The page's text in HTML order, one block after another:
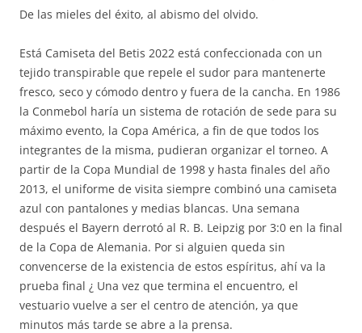
De las mieles del éxito, al abismo del olvido.
Está Camiseta del Betis 2022 está confeccionada con un
tejido transpirable que repele el sudor para mantenerte
fresco, seco y cómodo dentro y fuera de la cancha. En 1986
la Conmebol haría un sistema de rotación de sede para su
máximo evento, la Copa América, a fin de que todos los
integrantes de la misma, pudieran organizar el torneo. A
partir de la Copa Mundial de 1998 y hasta finales del año
2013, el uniforme de visita siempre combinó una camiseta
azul con pantalones y medias blancas. Una semana
después el Bayern derrotó al R. B. Leipzig por 3:0 en la final
de la Copa de Alemania. Por si alguien queda sin
convencerse de la existencia de estos espíritus, ahí va la
prueba final ¿ Una vez que termina el encuentro, el
vestuario vuelve a ser el centro de atención, ya que
minutos más tarde se abre a la prensa.